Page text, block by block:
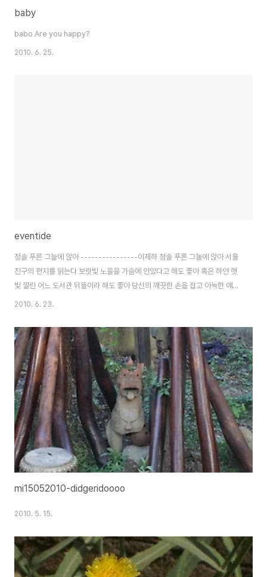
baby
babo Are you happy?
2010. 6. 25.
eventide
청솔 푸른 그늘에 앉아 ----------------이제하 청솔 푸른 그늘에 앉아 서울
친구의 편지를 읽는다 보랏빛 노을을 가슴에 안았다고 해도 좋아 혹은 하얀 햇
빛 깔린 어느 도서관 뒤뜰이라 해도 좋아 당신의 깨끗한 손을 잡고 아늑한 얘기
가 하고 싶어 아니 그냥 당신의 그 맑은 눈을 들여다보며 마구 눈물을 글썽이고
그늘에 앉아 서울친구의 편지를 읽는다 doooooooo~~~~iiiiing~~~~
2010. 6. 23.
mi15052010-didgeridoooo
2010. 5. 15.